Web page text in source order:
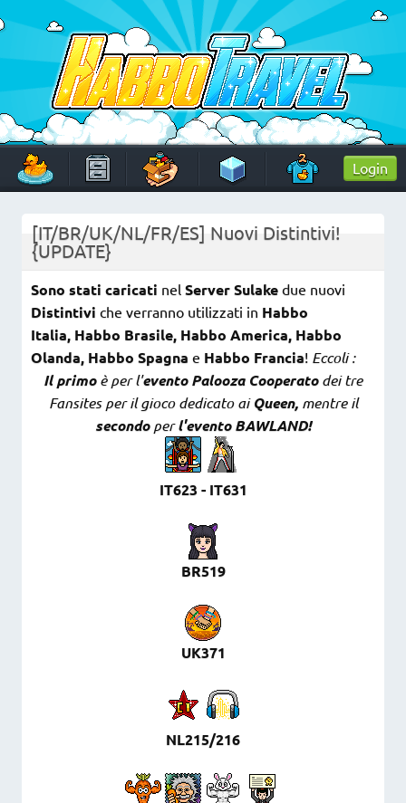
to
content
HabboTravel
Un viaggio di pixel!
Login
[IT/BR/UK/NL/FR/ES] Nuovi Distintivi!
{UPDATE}
Sono stati caricati nel Server Sulake due nuovi
Distintivi che verranno utilizzati in Habbo
Italia, Habbo Brasile, Habbo America, Habbo
Olanda, Habbo Spagna e Habbo Francia! Eccoli :
Il primoè per l'evento Palooza Cooperatodei tre
Fansites per il gioco dedicato aiQueen,mentre il
secondoperl'evento BAWLAND!
IT623 - IT631
BR519
UK371
NL215/216